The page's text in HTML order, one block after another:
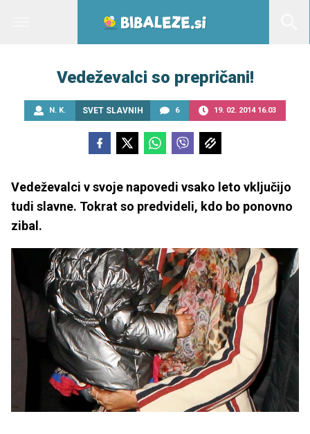
Vedeževalci so prepričani!
N. K. SVET SLAVNIH 6 19. 02. 2014 16.03
Vedeževalci v svoje napovedi vsako leto vključijo
tudi slavne. Tokrat so predvideli, kdo bo ponovno
zibal.